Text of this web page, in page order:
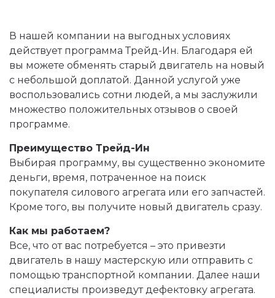
В нашей компании на выгодных условиях
действует программа Трейд-Ин. Благодаря ей
вы можете обменять старый двигатель на новый
с небольшой доплатой. Данной услугой уже
воспользовались сотни людей, а мы заслужили
множество положительных отзывов о своей
программе.
Преимущество Трейд-Ин
Выбирая программу, вы существенно экономите
деньги, время, потраченное на поиск
покупателя силового агрегата или его запчастей.
Кроме того, вы получите новый двигатель сразу.
Как мы работаем?
Все, что от вас потребуется – это привезти
двигатель в нашу мастерскую или отправить с
помощью транспортной компании. Далее наши
специалисты произведут дефектовку агрегата.